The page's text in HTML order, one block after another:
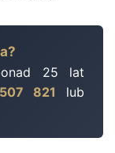
25 lat
821
lub